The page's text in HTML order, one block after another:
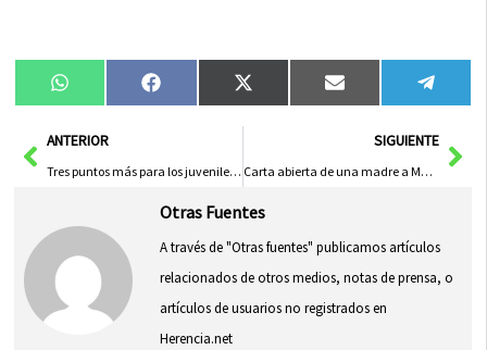
Compartir
en
WhatsAppCompartir
en
FacebookCompartir
en
X
(Twitter)
Compartir
en
Email
en
AntANTERIOR
Tres puntos más para los juveniles del Herencia
SIGUIENTE
Carta abierta de una madre a María Dolores de Cospedal
Otras Fuentes
A través de "Otras fuentes" publicamos artículos
relacionados de otros medios, notas de prensa, o
artículos de usuarios no registrados en
Herencia.net